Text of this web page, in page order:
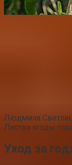
Людмила
Листва ягоды
Уход за